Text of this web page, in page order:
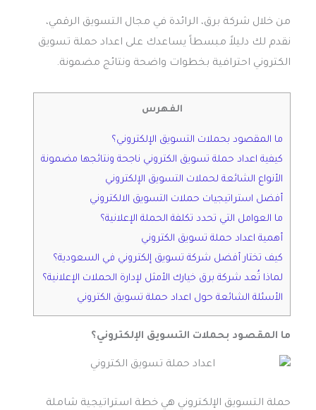
من خلال شركة برق، الرائدة في مجال التسويق الرقمي،
نقدم لك دليلاً مبسطاً يساعدك على اعداد حملة تسويق
الكتروني احترافية بخطوات واضحة ونتائج مضمونة.
الفهرس
ما المقصود بحملات التسويق الإلكتروني؟
كيفية اعداد حملة تسويق الكتروني ناجحة ونتائجها مضمونة
الأنواع الشائعة لحملات التسويق الإلكتروني
أفضل استراتيجيات حملات التسويق الالكتروني
ما العوامل التي تحدد تكلفة الحملة الإعلانية؟
أهمية اعداد حملة تسويق الكتروني
كيف تختار أفضل شركة تسويق إلكتروني في السعودية؟
لماذا تُعد شركة برق خيارك الأمثل لإدارة الحملات الإعلانية؟
الأسئلة الشائعة حول اعداد حملة تسويق الكتروني
ما المقصود بحملات التسويق الإلكتروني؟
حملة التسويق الإلكتروني هي خطة استراتيجية شاملة